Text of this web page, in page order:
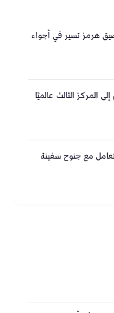
هرمز تسير في أجواء
المركز الثالث عالميًا
مع جنوح سفينة